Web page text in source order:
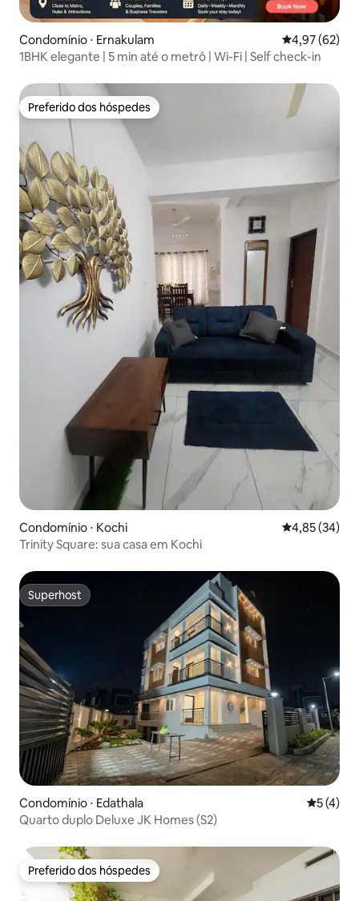
Condomínio ⋅ Ernakulam 4,97 de uma
4,97 (62)
1BHK elegante | 5 min até o metrô | Wi-Fi | Self check-in
Preferido dos hóspedes
Preferido dos hóspedes
Condomínio ⋅ Kochi 4,85 de uma
4,85 (34)
Trinity Square: sua casa em Kochi
Superhost
Superhost
Condomínio ⋅ Edathala 5 de
5 (4)
Quarto duplo Deluxe JK Homes (S2)
Preferido dos hóspedes
Preferido dos hóspedes